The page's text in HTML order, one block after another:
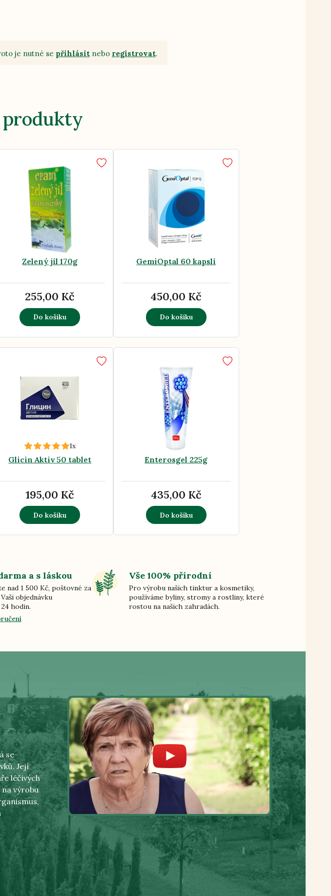
je nutné se přihlásit nebo registrovat.
produkty
Zelený jíl 170g
255,00 Kč
Do košíku
GemiOptal 60 kapslí
450,00 Kč
Do košíku
1x
Glicin Aktiv 50 tablet
195,00 Kč
Do košíku
Enterosgel 225g
435,00 Kč
Do košíku
a s láskou
nad 1 500 Kč, poštovné za
objednávku
hodin.
Vše 100% přírodní
Pro výrobu našich tinktur a kosmetiky,
používáme byliny, stromy a rostliny, které
rostou na našich zahradách.
se
Její
léčivých
výrobu